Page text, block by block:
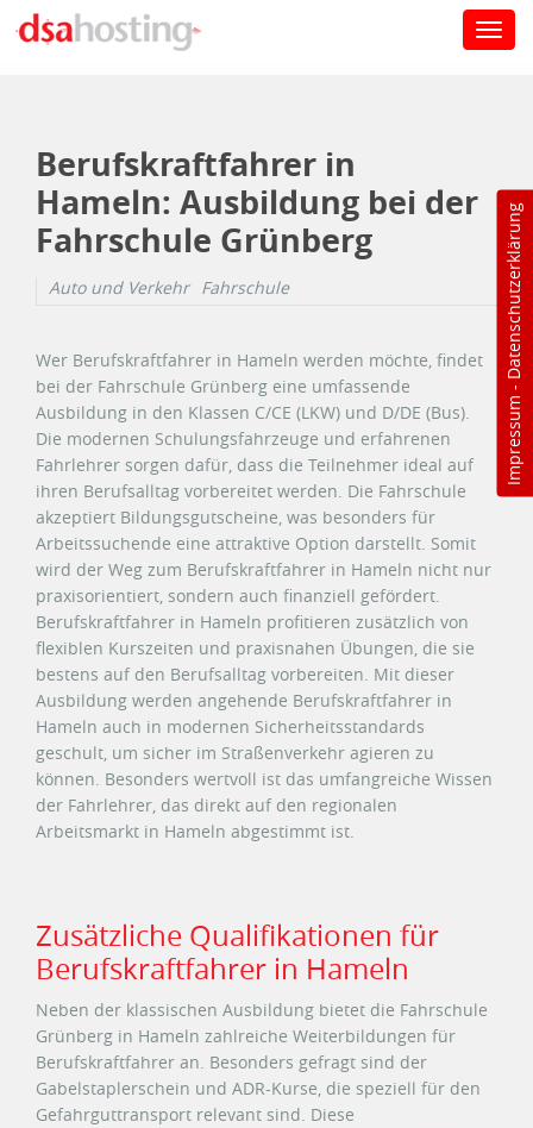
Impressum
-
Datenschutzerklärung
Berufskraftfahrer in
Hameln: Ausbildung bei der
Fahrschule Grünberg
Auto und Verkehr Fahrschule
Wer Berufskraftfahrer in Hameln werden möchte, findet
bei der Fahrschule Grünberg eine umfassende
Ausbildung in den Klassen C/CE (LKW) und D/DE (Bus).
Die modernen Schulungsfahrzeuge und erfahrenen
Fahrlehrer sorgen dafür, dass die Teilnehmer ideal auf
ihren Berufsalltag vorbereitet werden. Die Fahrschule
akzeptiert Bildungsgutscheine, was besonders für
Arbeitssuchende eine attraktive Option darstellt. Somit
wird der Weg zum Berufskraftfahrer in Hameln nicht nur
praxisorientiert, sondern auch finanziell gefördert.
Berufskraftfahrer in Hameln profitieren zusätzlich von
flexiblen Kurszeiten und praxisnahen Übungen, die sie
bestens auf den Berufsalltag vorbereiten. Mit dieser
Ausbildung werden angehende Berufskraftfahrer in
Hameln auch in modernen Sicherheitsstandards
geschult, um sicher im Straßenverkehr agieren zu
können. Besonders wertvoll ist das umfangreiche Wissen
der Fahrlehrer, das direkt auf den regionalen
Arbeitsmarkt in Hameln abgestimmt ist.
Zusätzliche Qualifikationen für
Berufskraftfahrer in Hameln
Neben der klassischen Ausbildung bietet die Fahrschule
Grünberg in Hameln zahlreiche Weiterbildungen für
Berufskraftfahrer an. Besonders gefragt sind der
Gabelstaplerschein und ADR-Kurse, die speziell für den
Gefahrguttransport relevant sind. Diese